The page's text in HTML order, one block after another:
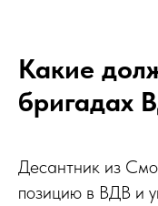
Какие
бригадах
Десантник из
позицию в ВДВ и